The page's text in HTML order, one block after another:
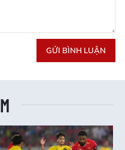
GỬI BÌNH LUẬN